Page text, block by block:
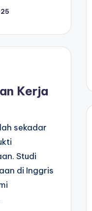
Kerja
sekadar
Studi
di Inggris